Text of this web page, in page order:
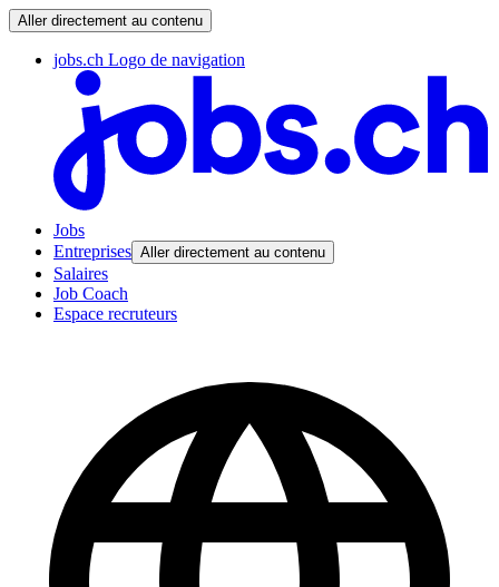
Aller directement au contenu
jobs.ch Logo de navigation
Jobs
Entreprises Aller directement au contenu
Salaires
Job Coach
Espace recruteurs